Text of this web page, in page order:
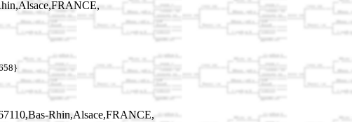
Rhin,Alsace,FRANCE,